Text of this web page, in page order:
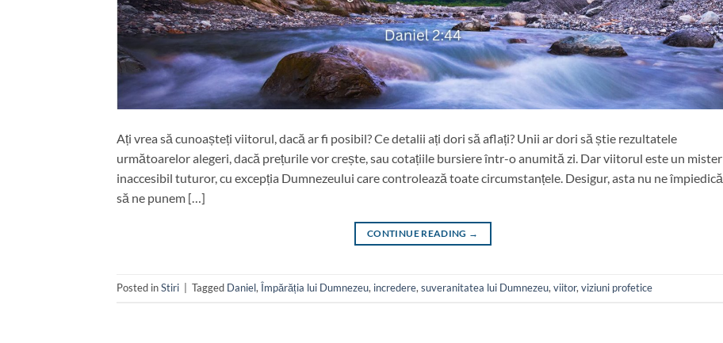
Ați vrea să cunoașteți viitorul, dacă ar fi posibil? Ce detalii ați dori să aflați? Unii ar dori să știe rezultatele
următoarelor alegeri, dacă prețurile vor crește, sau cotațiile bursiere într-o anumită zi. Dar viitorul este un mister
inaccesibil tuturor, cu excepția Dumnezeului care controlează toate circumstanțele. Desigur, asta nu ne împiedică
să ne punem […]
CONTINUE READING →
Posted inStiri Tagged Daniel, Împărăția lui Dumnezeu, incredere, suveranitatea lui Dumnezeu, viitor, viziuni profetice